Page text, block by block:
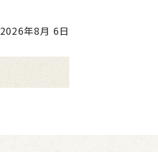
2026年8月 6日